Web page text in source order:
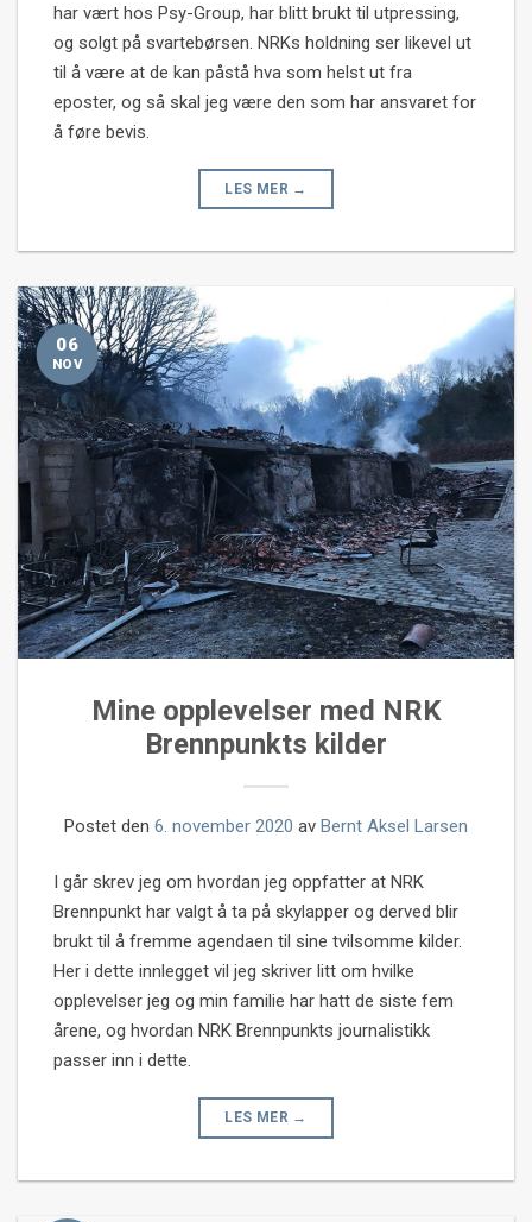
har vært hos Psy-Group, har blitt brukt til utpressing,
og solgt på svartebørsen. NRKs holdning ser likevel ut
til å være at de kan påstå hva som helst ut fra
eposter, og så skal jeg være den som har ansvaret for
å føre bevis.
LES MER →
06
NOV
Mine opplevelser med NRK
Brennpunkts kilder
Postet den 6. november 2020 av Bernt Aksel Larsen
I går skrev jeg om hvordan jeg oppfatter at NRK
Brennpunkt har valgt å ta på skylapper og derved blir
brukt til å fremme agendaen til sine tvilsomme kilder.
Her i dette innlegget vil jeg skriver litt om hvilke
opplevelser jeg og min familie har hatt de siste fem
årene, og hvordan NRK Brennpunkts journalistikk
passer inn i dette.
LES MER →